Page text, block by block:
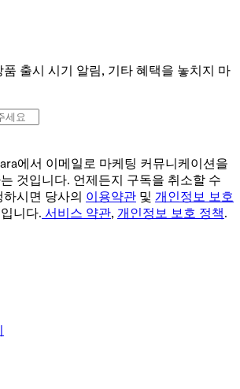
출시 시기 알림, 기타 혜택을 놓치지 마
에서 이메일로 마케팅 커뮤니케이션을
것입니다. 언제든지 구독을 취소할 수
시면 당사의 이용약관 및 개인정보 보호
니다. 서비스 약관, 개인정보 보호 정책.